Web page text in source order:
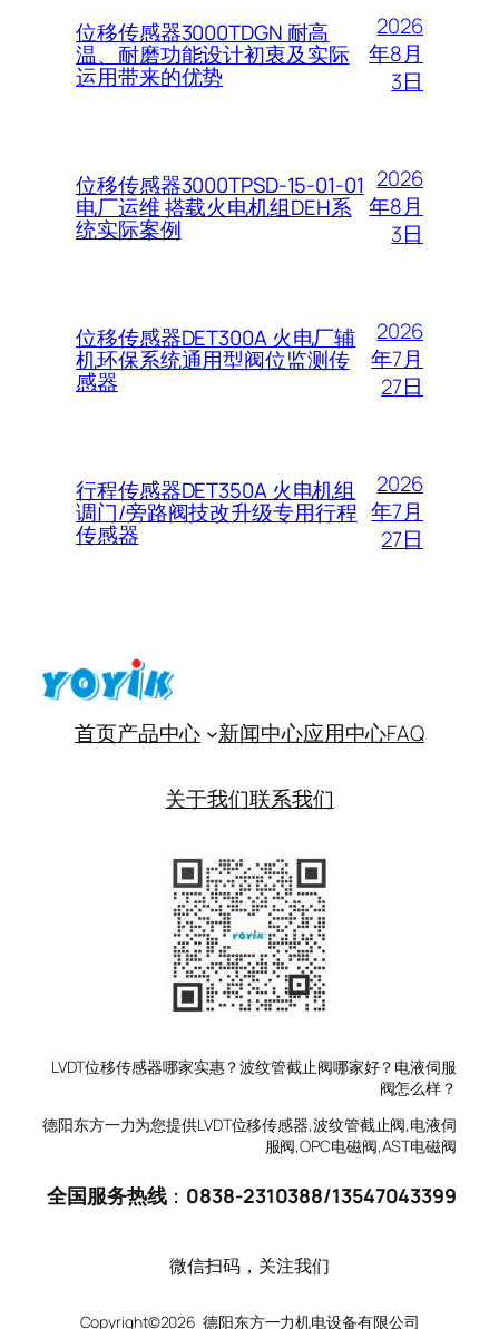
位移传感器3000TDGN 耐高
温、耐磨功能设计初衷及实际
运用带来的优势
2026
年8月
3日
位移传感器3000TPSD-15-01-01
电厂运维 搭载火电机组DEH系
统实际案例
2026
年8月
3日
位移传感器DET300A 火电厂辅
机环保系统通用型阀位监测传
感器
2026
年7月
27日
行程传感器DET350A 火电机组
调门/旁路阀技改升级专用行程
传感器
2026
年7月
27日
首页产品中心 新闻中心应用中心FAQ
关于我们联系我们
LVDT位移传感器哪家实惠？波纹管截止阀哪家好？电液伺服
阀怎么样？
德阳东方一力为您提供LVDT位移传感器,波纹管截止阀,电液伺
服阀,OPC电磁阀,AST电磁阀
全国服务热线： 0838-2310388/13547043399
微信扫码，关注我们
Copyright©2026 德阳东方一力机电设备有限公司